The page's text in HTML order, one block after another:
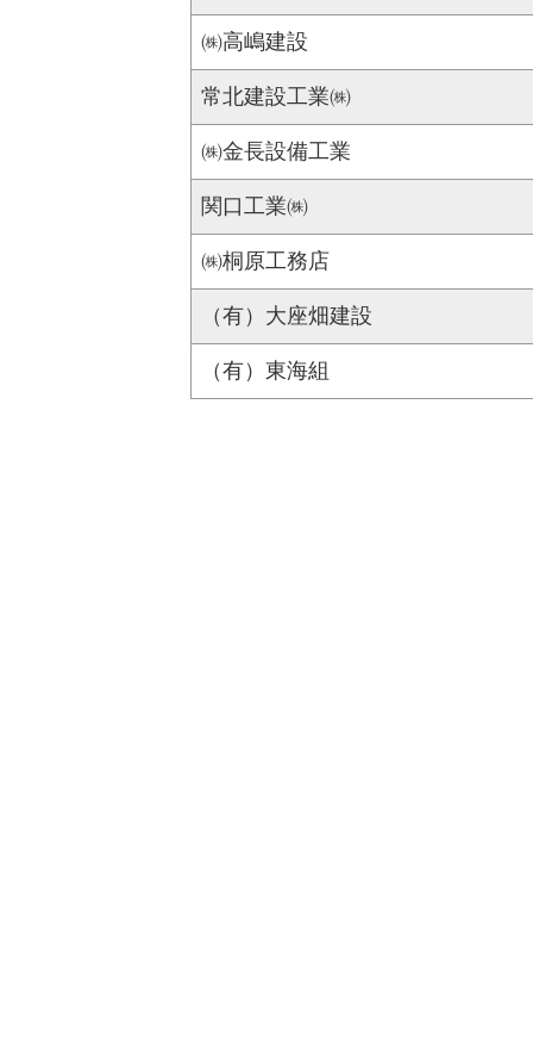
㈱高嶋建設
常北建設工業㈱
㈱金長設備工業
関口工業㈱
㈱桐原工務店
（有）大座畑建設
（有）東海組